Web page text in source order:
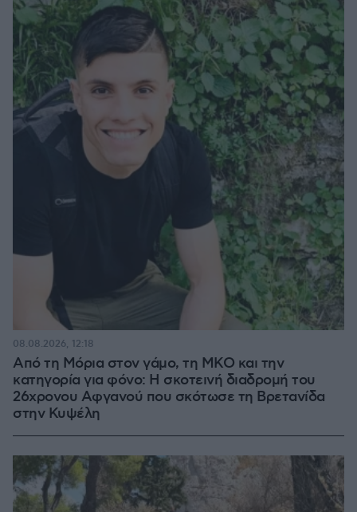
Από τη Μόρια στον γάμο, τη ΜΚΟ και την
κατηγορία για φόνο: Η σκοτεινή διαδρομή του
26χρονου Αφγανού που σκότωσε τη Βρετανίδα
στην Κυψέλη
08.08.2026, 12:18